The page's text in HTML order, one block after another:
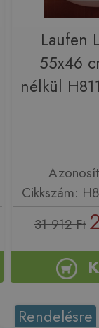
Laufen
55x46
nélkül
Cikkszám:
31 912 Ft
Rendelésre